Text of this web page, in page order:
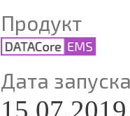
Продукт
Дата